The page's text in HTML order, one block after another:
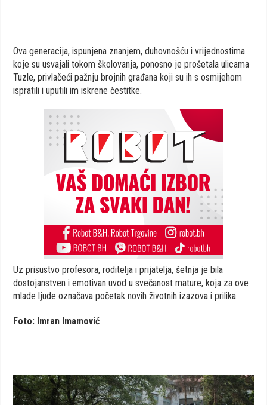
Ova generacija, ispunjena znanjem, duhovnošću i vrijednostima
koje su usvajali tokom školovanja, ponosno je prošetala ulicama
Tuzle, privlačeći pažnju brojnih građana koji su ih s osmijehom
ispratili i uputili im iskrene čestitke.
Uz prisustvo profesora, roditelja i prijatelja, šetnja je bila
dostojanstven i emotivan uvod u svečanost mature, koja za ove
mlade ljude označava početak novih životnih izazova i prilika.
Foto: Imran Imamović